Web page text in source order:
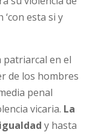
esta si y
patriarcal en el
de los hombres
penal
vicaria. La
y hasta